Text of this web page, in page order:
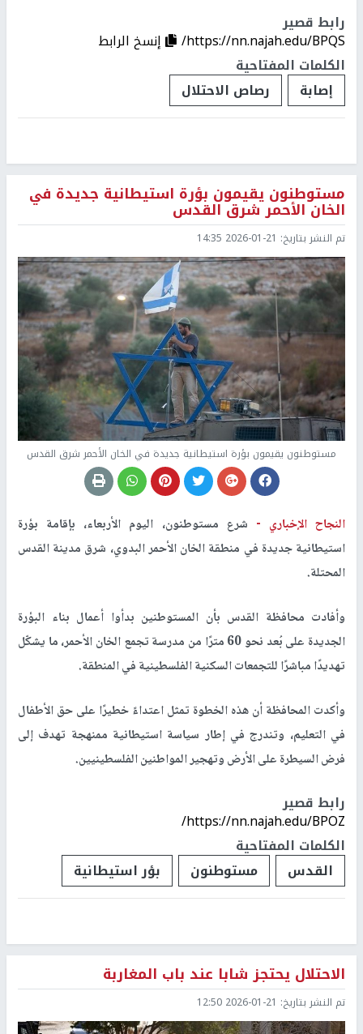
رابط قصير
https://nn.najah.edu/BPQS/
إنسخ الرابط
الكلمات المفتاحية
إصابة
رصاص الاحتلال
مستوطنون يقيمون بؤرة استيطانية جديدة في
الخان الأحمر شرق القدس
تم النشر بتاريخ: 2026-01-21 14:35
مستوطنون يقيمون بؤرة استيطانية جديدة في الخان الأحمر شرق القدس
النجاح الإخباري - شرع مستوطنون، اليوم الأربعاء، بإقامة بؤرة
استيطانية جديدة في منطقة الخان الأحمر البدوي، شرق مدينة القدس
المحتلة.
وأفادت محافظة القدس بأن المستوطنين بدأوا أعمال بناء البؤرة
الجديدة على بُعد نحو 60 مترًا من مدرسة تجمع الخان الأحمر، ما يشكّل
تهديدًا مباشرًا للتجمعات السكنية الفلسطينية في المنطقة.
وأكدت المحافظة أن هذه الخطوة تمثل اعتداءً خطيرًا على حق الأطفال
في التعليم، وتندرج في إطار سياسة استيطانية ممنهجة تهدف إلى
فرض السيطرة على الأرض وتهجير المواطنين الفلسطينيين.
رابط قصير
https://nn.najah.edu/BPOZ/
الكلمات المفتاحية
القدس
مستوطنون بؤر استيطانية
الاحتلال يحتجز شابا عند باب المغاربة
تم النشر بتاريخ: 2026-01-21 12:50